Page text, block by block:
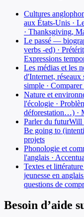
Cultures
aux États-Unis ·
· Thanksgiving,
Le passé —
verbs -ed) ·
Expressions
Les médias et les
d'Internet, réseaux
simple ·
Nature et
l'écologie ·
déforestation…) ·
Parler du futurWill
Be going to
projets
Phonologie et
l'anglais ·
Textes et
jeunesse en
questions de
Besoin d’aide